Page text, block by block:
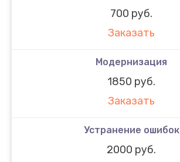
700 руб.
Заказать
Модернизация
1850 руб.
Заказать
Устранение ошибок
2000 руб.